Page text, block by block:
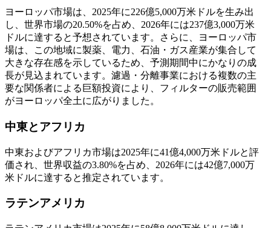
ヨーロッパ市場は、2025年に226億5,000万米ドルを生み出
し、世界市場の20.50%を占め、2026年には237億3,000万米
ドルに達すると予想されています。さらに、ヨーロッパ市
場は、この地域に製薬、電力、石油・ガス産業が集合して
大きな存在感を示しているため、予測期間中にかなりの成
長が見込まれています。濾過・分離事業における複数の主
要な関係者による巨額投資により、フィルターの販売範囲
がヨーロッパ全土に広がりました。
中東とアフリカ
中東およびアフリカ市場は2025年に41億4,000万米ドルと評
価され、世界収益の3.80%を占め、2026年には42億7,000万
米ドルに達すると推定されています。
ラテンアメリカ